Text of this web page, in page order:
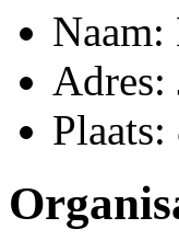
Naam:
Adres: